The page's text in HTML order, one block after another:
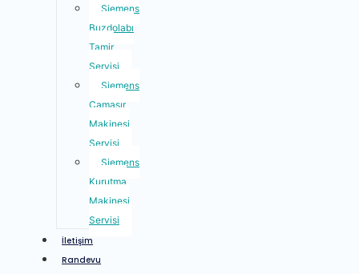
Siemens
Buzdolabı
Tamir
Servisi
Siemens
Çamaşır
Makinesi
Servisi
Siemens
Kurutma
Makinesi
Servisi
İletişim
Randevu